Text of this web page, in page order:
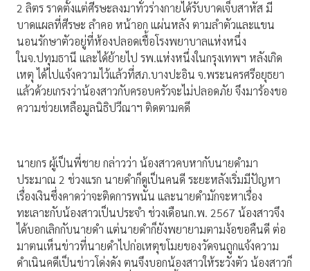
2 ลิตร ราดตั้งแต่ศีรษะลงมาทั่วร่างกายได้รับบาดเจ็บสาหัส มี
บาดแผลที่ศีรษะ ลำคอ หน้าอก แผ่นหลัง ตามลำตัวและแขน
นอนรักษาตัวอยู่ที่ห้องปลอดเชื้อโรงพยาบาลแห่งหนึ่ง
ในจ.ปทุมธานี และได้ย้ายไป รพ.แห่งหนึ่งในกรุงเทพฯ หลังเกิด
เหตุ ได้ไปแจ้งความไว้แล้วที่สภ.บางปะอิน จ.พระนครศรีอยุธยา
แล้วด้วยเกรงว่าน้องสาวกับครอบครัวจะไม่ปลอดภัย จึงมาร้องขอ
ความช่วยเหลือมูลนิธิปวีณาฯ ติดตามคดี
นายกร ผู้เป็นพี่ชาย กล่าวว่า น้องสาวคบหากับนายดำมา
ประมาณ 2 ช่วงแรก นายดำก็ดูเป็นคนดี ระยะหลังเริ่มมีปัญหา
เรื่องเงินซึ่งคาดว่าจะติดการพนัน และนายดำมักจะหาเรื่อง
ทะเลาะกับน้องสาวเป็นประจำ ช่วงเดือนก.พ. 2567 น้องสาวจึง
ได้บอกเลิกกับนายดำ แต่นายดำก็ยังพยายามตามง้อขอคืนดี ต่อ
มาตนเห็นข่าวที่นายดำไปก่อเหตุขโมยของวัดจนถูกแจ้งความ
ดำเนินคดีเป็นข่าวโด่งดัง ตนจึงบอกน้องสาวให้ระวังตัว น้องสาวก็